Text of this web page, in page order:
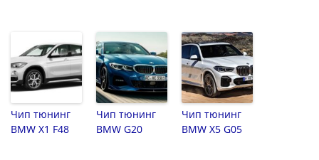
Чип тюнинг
BMW X1 F48
Чип тюнинг
BMW G20
Чип тюнинг
BMW X5 G05